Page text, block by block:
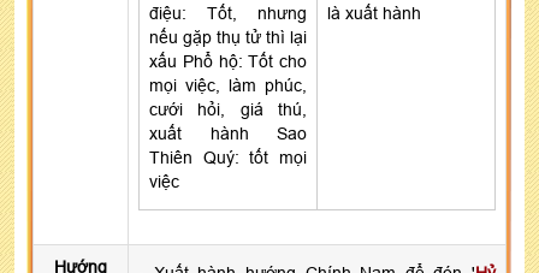
điệu: Tốt, nhưng
nếu gặp thụ tử thì lại
xấu Phổ hộ: Tốt cho
mọi việc, làm phúc,
cưới hỏi, giá thú,
xuất hành Sao
Thiên Quý: tốt mọi
việc
là xuất hành
Hướng